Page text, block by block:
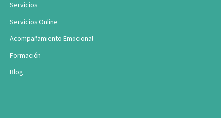
Servicios
Servicios Online
Acompañamiento Emocional
Formación
Blog